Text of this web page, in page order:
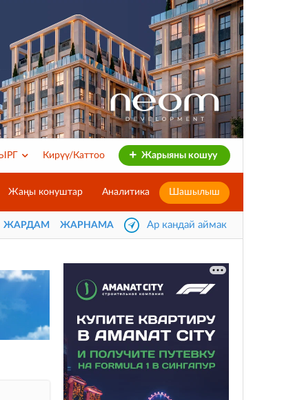
Кирүү/Каттоо Жарыяны кошуу
Жаңы конуштар Аналитика Шашылыш
ЖАРДАМ ЖАРНАМА Ар кандай аймак